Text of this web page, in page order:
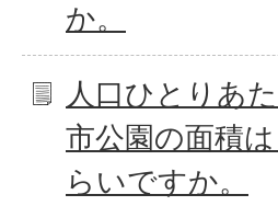
か。
人口ひとりあ
市公園の面積は
らいですか。